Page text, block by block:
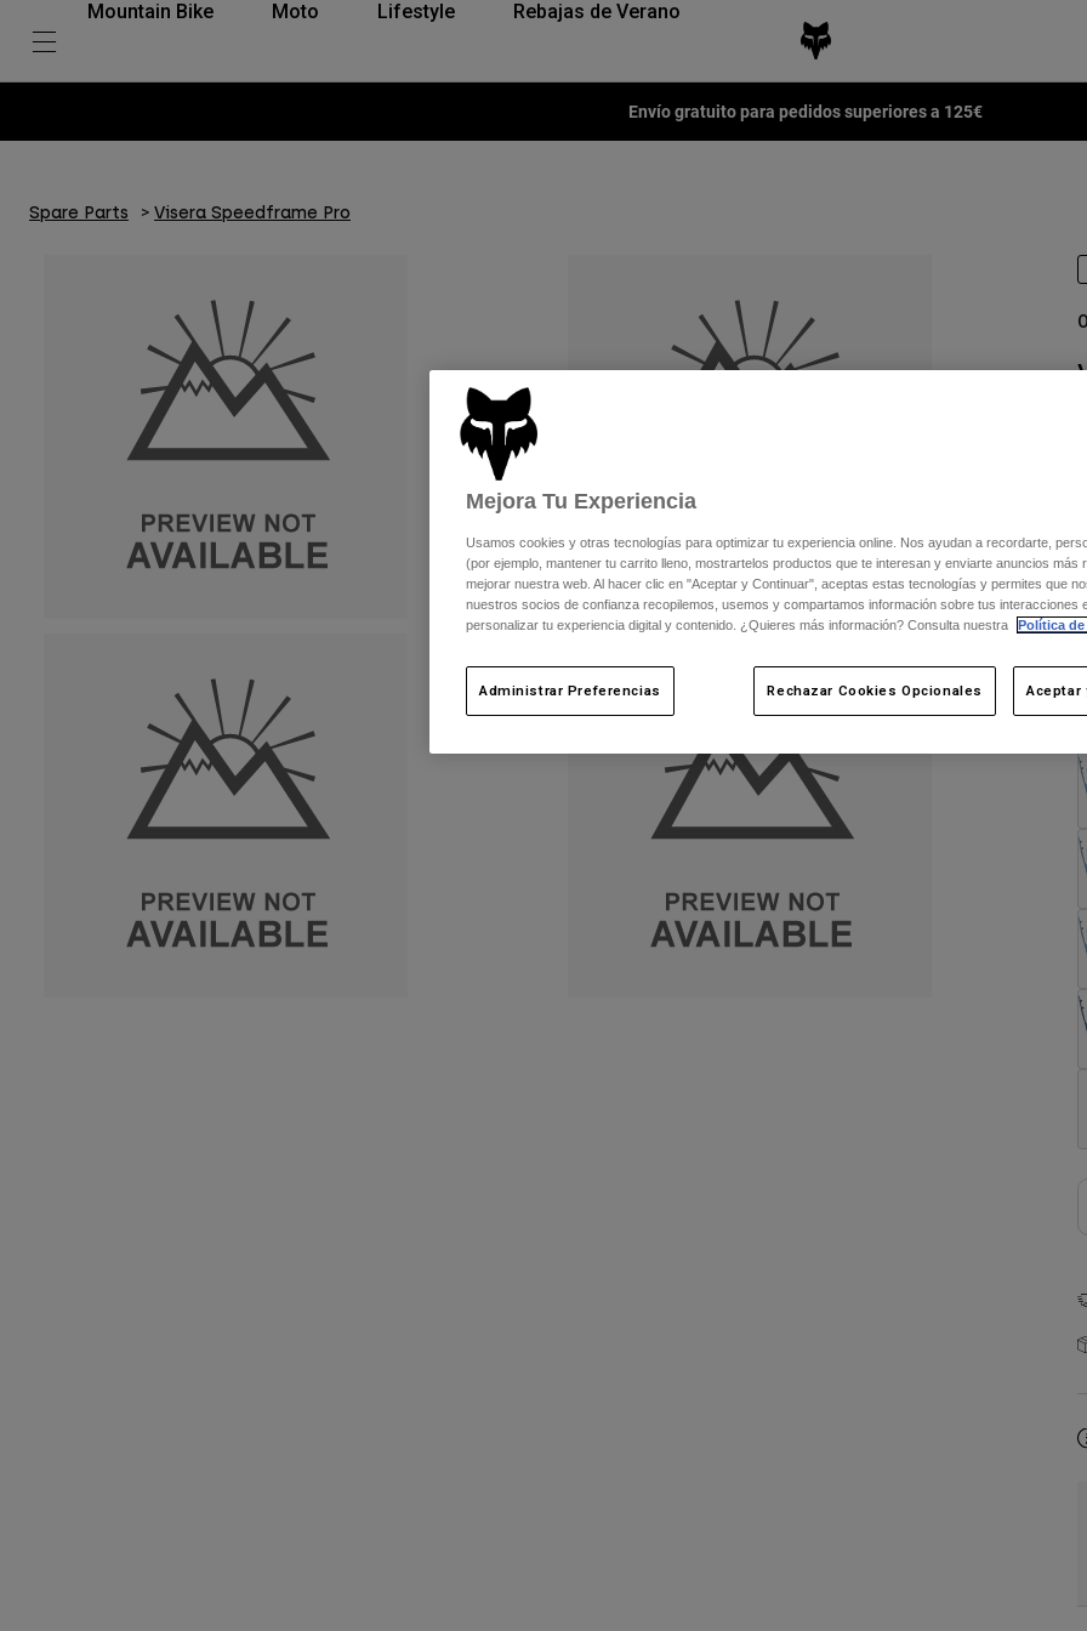
Mountain Bike Moto Lifestyle Rebajas de Verano
Envío gratuito para pedidos superiores a 125€
Spare Parts Visera Speedframe Pro
Mejora Tu Experiencia
Usamos cookies y otras tecnologías para optimizar tu experiencia online. Nos ayudan a recordarte,
(por ejemplo, mantener tu carrito lleno, mostrartelos productos que te interesan y enviarte anuncios más
mejorar nuestra web. Al hacer clic en "Aceptar y Continuar", aceptas estas tecnologías y permites que
nuestros socios de confianza recopilemos, usemos y compartamos información sobre tus interacciones
personalizar tu experiencia digital y contenido. ¿Quieres más información? Consulta nuestra
Política de
Administrar Preferencias Rechazar Cookies Opcionales Aceptar